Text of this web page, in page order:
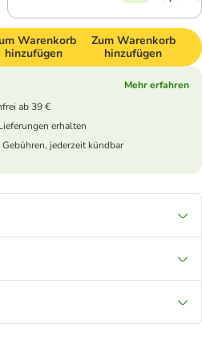
Warenkorb
hinzufügen
Zum Warenkorb
hinzufügen
Mehr erfahren
ab 39 €
erhalten
jederzeit kündbar